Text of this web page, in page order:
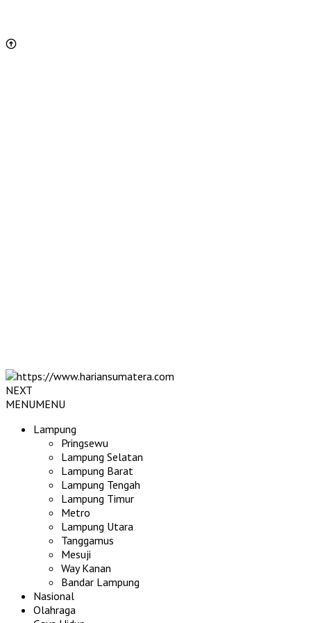
NEXT
MENUMENU
Lampung
Pringsewu
Lampung Selatan
Lampung Barat
Lampung Tengah
Lampung Timur
Metro
Lampung Utara
Tanggamus
Mesuji
Way Kanan
Bandar Lampung
Nasional
Olahraga